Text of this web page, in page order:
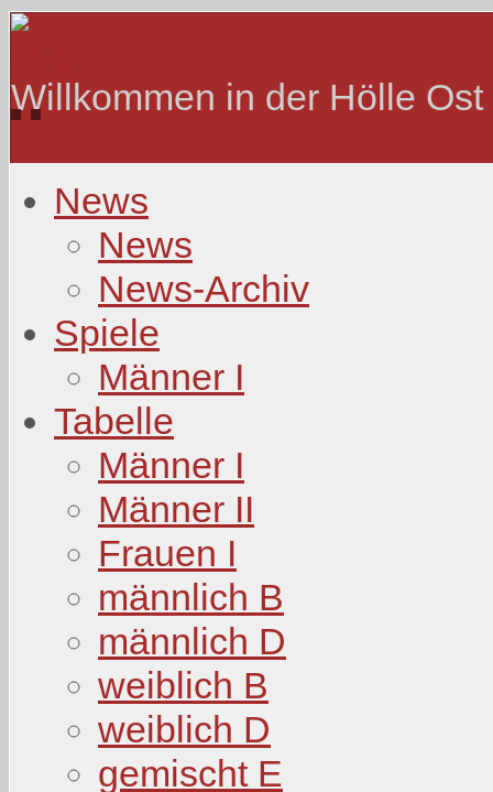
Willkommen in der Hölle Ost
News
News
News-Archiv
Spiele
Männer I
Tabelle
Männer I
Männer II
Frauen I
männlich B
männlich D
weiblich B
weiblich D
gemischt E